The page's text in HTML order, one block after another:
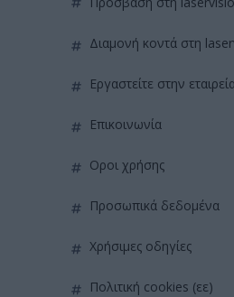
διαμονή κοντά στη
εργαστείτε στην
επικοινωνία
όροι χρήσης
προσωπικά δεδομένα
χρήσιμες οδηγίες
πολιτική cookies (εε)